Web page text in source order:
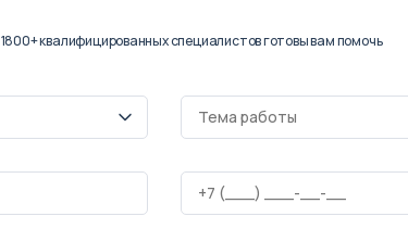
1800+ квалифицированных специалистов готовы вам помочь